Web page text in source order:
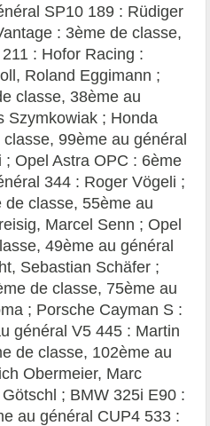
SP10 189 : Rüdiger
: 3ème de classe,
: Hofor Racing :
Roland Eggimann ;
classe, 38ème au
Szymkowiak ; Honda
99ème au général
Opel Astra OPC : 6ème
344 : Roger Vögeli ;
de classe, 55ème au
Marcel Senn ; Opel
49ème au général
Sebastian Schäfer ;
de classe, 75ème au
; Porsche Cayman S :
général V5 445 : Martin
de classe, 102ème au
Obermeier, Marc
; BMW 325i E90 :
au général CUP4 533 :